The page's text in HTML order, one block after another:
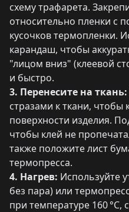
схему трафарета.
относительно пленки с
кусочков термопленки.
карандаш, чтобы
"лицом вниз" (клеевой
и быстро.
3. Перенесите на ткань:
стразами к ткани, чтобы
поверхности изделия.
чтобы клей не
также положите лист
термопресса.
4. Нагрев: Используйте
без пара) или
при температуре 160